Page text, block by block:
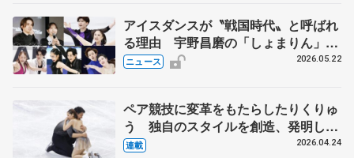
アイスダンスが〝戦国時代〟と呼ばれ
る理由 宇野昌磨の「しょまりん」ら
実力者が相次いで参戦 国内の競争激
ニュース 2026.05.22
ペア競技に変革をもたらしたりくりゅ
う 独自のスタイルを創造、発明した
【引退発表後②】
連載 2026.04.24